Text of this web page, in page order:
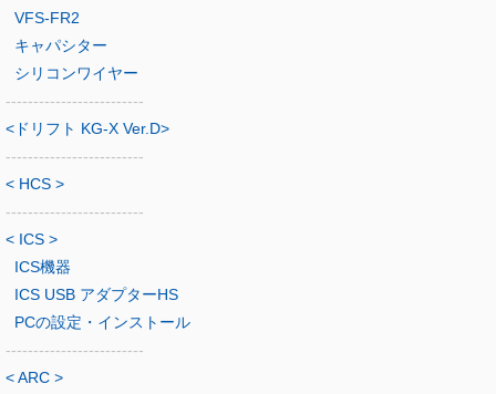
VFS-FR2
キャパシター
シリコンワイヤー
-------------------------
<ドリフト KG-X Ver.D>
-------------------------
< HCS >
-------------------------
< ICS >
ICS機器
ICS USB アダプターHS
PCの設定・インストール
-------------------------
< ARC >